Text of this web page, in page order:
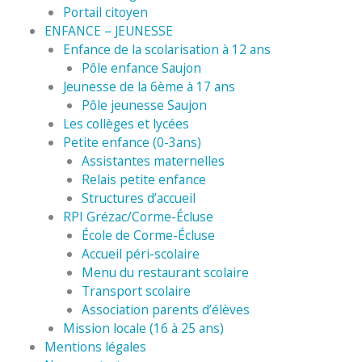
Portail citoyen
ENFANCE – JEUNESSE
Enfance de la scolarisation à 12 ans
Pôle enfance Saujon
Jeunesse de la 6ème à 17 ans
Pôle jeunesse Saujon
Les collèges et lycées
Petite enfance (0-3ans)
Assistantes maternelles
Relais petite enfance
Structures d’accueil
RPI Grézac/Corme-Écluse
École de Corme-Écluse
Accueil péri-scolaire
Menu du restaurant scolaire
Transport scolaire
Association parents d’élèves
Mission locale (16 à 25 ans)
Mentions légales